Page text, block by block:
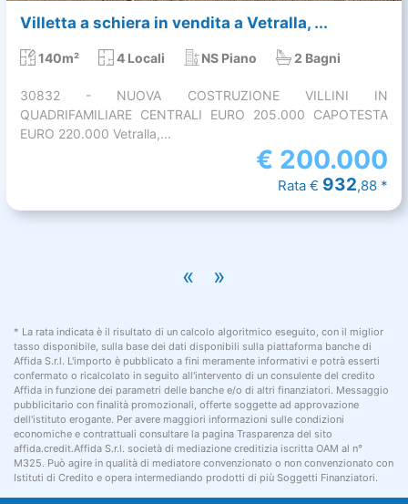
Villetta a schiera in vendita a Vetralla, ...
140m² 4 Locali NS Piano 2 Bagni
30832 - NUOVA COSTRUZIONE VILLINI IN
QUADRIFAMILIARE CENTRALI EURO 205.000 CAPOTESTA
EURO 220.000 Vetralla,...
€ 200.000
Rata € 932,88 *
« »
* La rata indicata è il risultato di un calcolo algoritmico eseguito, con il miglior
tasso disponibile, sulla base dei dati disponibili sulla piattaforma banche di
Affida S.r.l. L'importo è pubblicato a fini meramente informativi e potrà esserti
confermato o ricalcolato in seguito all'intervento di un consulente del credito
Affida in funzione dei parametri delle banche e/o di altri finanziatori. Messaggio
pubblicitario con finalità promozionali, offerte soggette ad approvazione
dell'istituto erogante. Per avere maggiori informazioni sulle condizioni
economiche e contrattuali consultare la pagina Trasparenza del sito
affida.credit.Affida S.r.l. società di mediazione creditizia iscritta OAM al n°
M325. Può agire in qualità di mediatore convenzionato o non convenzionato con
Istituti di Credito e opera intermediando prodotti di più Soggetti Finanziatori.